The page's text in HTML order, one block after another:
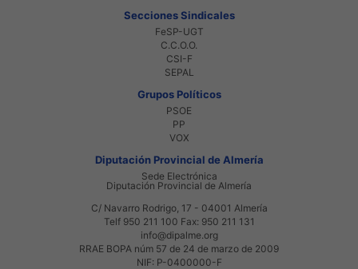
Secciones Sindicales
FeSP-UGT
C.C.O.O.
CSI-F
SEPAL
Grupos Políticos
PSOE
PP
VOX
Diputación Provincial de Almería
Sede Electrónica
Diputación Provincial de Almería
C/ Navarro Rodrigo, 17 - 04001 Almería
Telf 950 211 100 Fax: 950 211 131
info@dipalme.org
RRAE BOPA núm 57 de 24 de marzo de 2009
NIF: P-0400000-F